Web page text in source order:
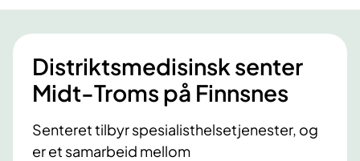
Distriktsmedisinsk senter
Midt-Troms på Finnsnes
Senteret tilbyr spesialisthelsetjenester, og
er et samarbeid mellom